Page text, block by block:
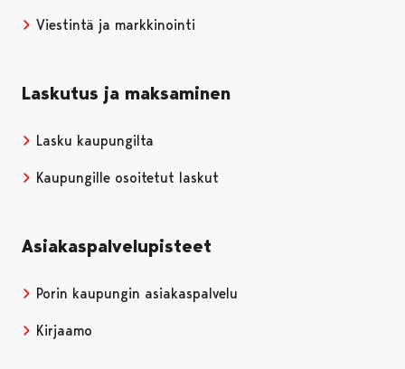
Viestintä ja markkinointi
Laskutus ja maksaminen
Lasku kaupungilta
Kaupungille osoitetut laskut
Asiakaspalvelupisteet
Porin kaupungin asiakaspalvelu
Kirjaamo